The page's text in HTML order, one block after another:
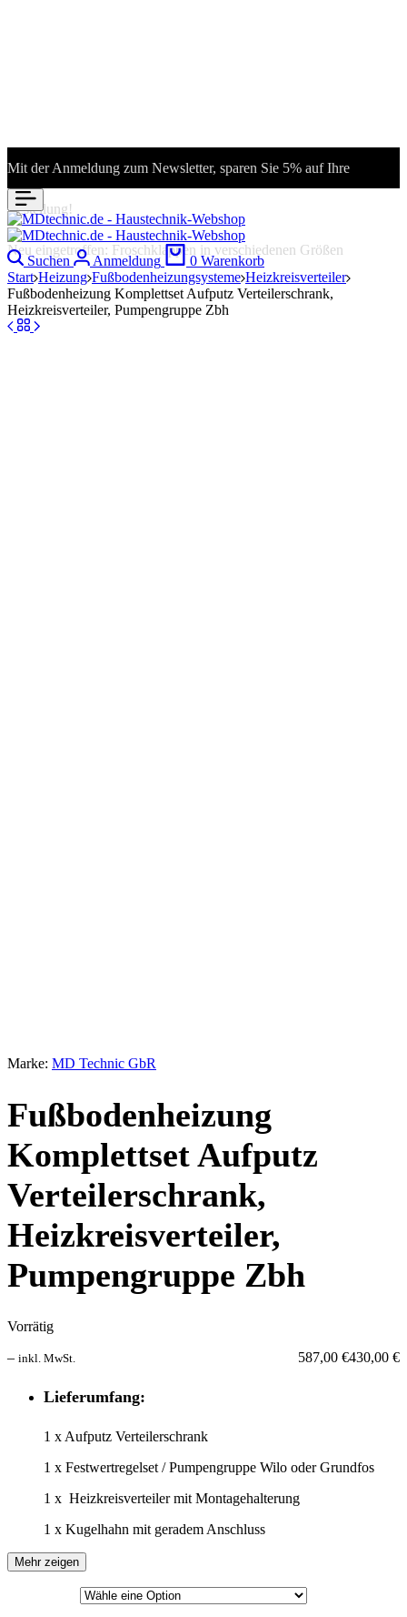
Mit der Anmeldung zum Newsletter, sparen Sie 5% auf Ihre
Bestellung!
Neu eingetroffen: Froschklappen in verschiedenen Größen
Suchen Anmeldung 0 Warenkorb
Start Heizung Fußbodenheizungsysteme Heizkreisverteiler
Fußbodenheizung Komplettset Aufputz Verteilerschrank,
Heizkreisverteiler, Pumpengruppe Zbh
Marke: MD Technic GbR
Fußbodenheizung
Komplettset Aufputz
Verteilerschrank,
Heizkreisverteiler,
Pumpengruppe Zbh
Vorrätig
430,00 €
– 587,00 €
inkl. MwSt.
Lieferumfang:
1 x Aufputz Verteilerschrank
1 x Festwertregelset / Pumpengruppe Wilo oder Grundfos
1 x Heizkreisverteiler mit Montagehalterung
1 x Kugelhahn mit geradem Anschluss
Mehr zeigen